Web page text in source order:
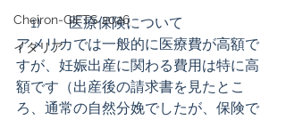
Cheiron-GIFTS 2026
イタリア
1)        医療保険について
アメリカでは一般的に医療費が高額で
すが、妊娠出産に関わる費用は特に高
額です（出産後の請求書を見たとこ
ろ、通常の自然分娩でしたが、保険で